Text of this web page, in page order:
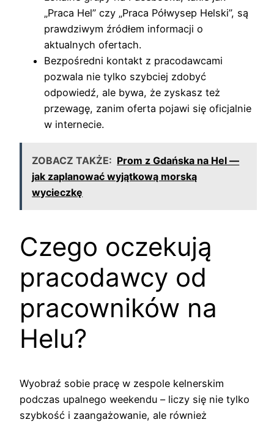
„Praca Hel” czy „Praca Półwysep Helski”, są
prawdziwym źródłem informacji o
aktualnych ofertach.
Bezpośredni kontakt z pracodawcami
pozwala nie tylko szybciej zdobyć
odpowiedź, ale bywa, że zyskasz też
przewagę, zanim oferta pojawi się oficjalnie
w internecie.
ZOBACZ TAKŻE: Prom z Gdańska na Hel —
jak zaplanować wyjątkową morską
wycieczkę
Czego oczekują
pracodawcy od
pracowników na
Helu?
Wyobraź sobie pracę w zespole kelnerskim
podczas upalnego weekendu – liczy się nie tylko
szybkość i zaangażowanie, ale również